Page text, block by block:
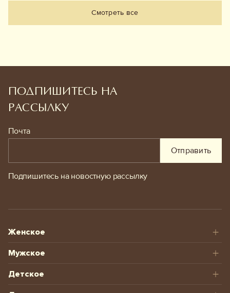
Смотреть все
ПОДПИШИТЕСЬ НА
РАССЫЛКУ
Почта
Отправить
Подпишитесь на новостную рассылку
Женское
Мужское
Детское